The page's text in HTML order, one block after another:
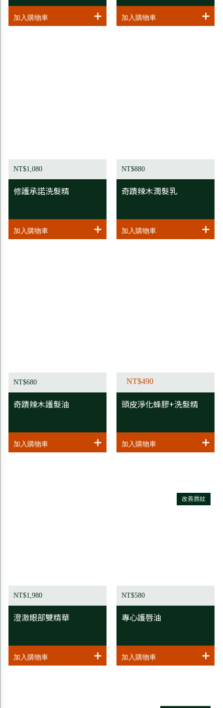
NT$1,080
修護承諾洗髮精
NT$880
奇蹟辣木潤髮乳
NT$680
奇蹟辣木護髮油
NT$490
頭皮淨化蜂膠+洗髮精
NT$1,980
澄澈眼部雙精華
改善唇紋
NT$580
專心護唇油